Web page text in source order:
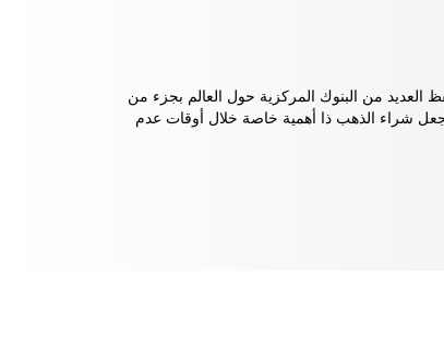
العديد من البنوك المركزية حول العالم بجزء من
شراء الذهب ذا أهمية خاصة خلال أوقات عدم